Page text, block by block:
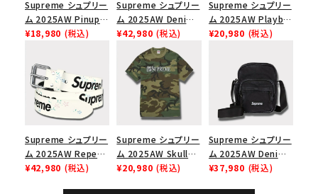
Supreme シュプリー
ム 2025AW Pinup
Mesh Back 5-Panel
ュバック 5パネルキャ
ップ トゥルーティン
バーHTC フォールカ
¥18,980 (税込)
Supreme シュプリー
ム 2025AW Denim
Backpack デニム バ
ックパック ブラック
¥42,980 (税込)
Supreme シュプリー
ム 2025AW Playboi
Carti Tee プレイボ
¥20,980 (税込)
Supreme シュプリー
ム 2025AW Repeat
Leather Belt リピー
¥42,980 (税込)
Supreme シュプリー
ム 2025AW Skull
Tee スカル Tシャ
¥20,980 (税込)
Supreme シュプリー
ム 2025AW Denim
Shoulder Bag デニ
¥37,980 (税込)